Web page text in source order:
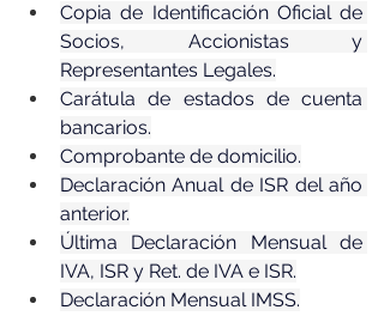
Copia de Identificación Oficial de
Socios, Accionistas y
Representantes Legales.
Carátula de estados de cuenta
bancarios.
Comprobante de domicilio.
Declaración Anual de ISR del año
anterior.
Última Declaración Mensual de
IVA, ISR y Ret. de IVA e ISR.
Declaración Mensual IMSS.